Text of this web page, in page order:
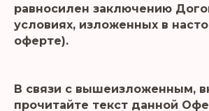
равносилен заключению
условиях, изложенных в
оферте).
В связи с вышеизложенным,
прочитайте текст данной